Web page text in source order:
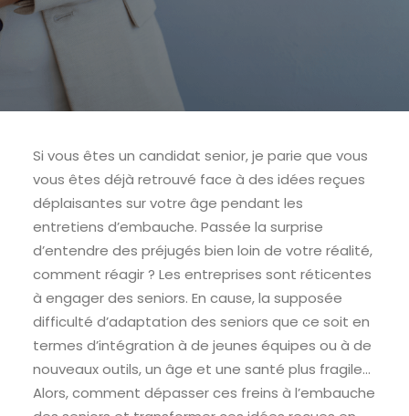
Si vous êtes un candidat senior, je parie que vous
vous êtes déjà retrouvé face à des idées reçues
déplaisantes sur votre âge pendant les
entretiens d’embauche. Passée la surprise
d’entendre des préjugés bien loin de votre réalité,
comment réagir ? Les entreprises sont réticentes
à engager des seniors. En cause, la supposée
difficulté d’adaptation des seniors que ce soit en
termes d’intégration à de jeunes équipes ou à de
nouveaux outils, un âge et une santé plus fragile…
Alors, comment dépasser ces freins à l’embauche